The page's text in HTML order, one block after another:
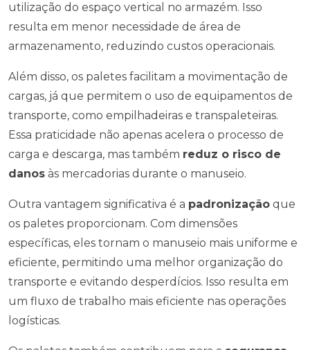
utilização do espaço vertical no armazém. Isso
resulta em menor necessidade de área de
armazenamento, reduzindo custos operacionais.
Além disso, os paletes facilitam a movimentação de
cargas, já que permitem o uso de equipamentos de
transporte, como empilhadeiras e transpaleteiras.
Essa praticidade não apenas acelera o processo de
carga e descarga, mas também reduz o risco de
danos às mercadorias durante o manuseio.
Outra vantagem significativa é a padronização que
os paletes proporcionam. Com dimensões
específicas, eles tornam o manuseio mais uniforme e
eficiente, permitindo uma melhor organização do
transporte e evitando desperdícios. Isso resulta em
um fluxo de trabalho mais eficiente nas operações
logísticas.